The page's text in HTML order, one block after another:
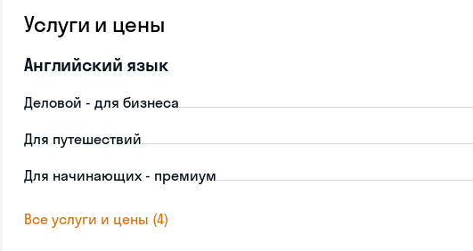
Услуги и цены
Английский язык
Деловой - для бизнеса
Для путешествий
Для начинающих - премиум
Все услуги и цены (4)